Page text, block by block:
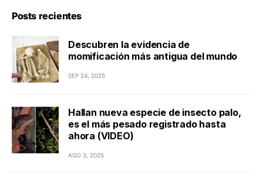
Posts recientes
Descubren la evidencia de
momificación más antigua del mundo
SEP 24, 2025
Hallan nueva especie de insecto palo,
es el más pesado registrado hasta
ahora (VIDEO)
AGO 3, 2025